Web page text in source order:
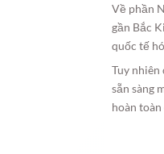
Về phần
gần Bắc
quốc tế
Tuy
sẵn sàng
hoàn